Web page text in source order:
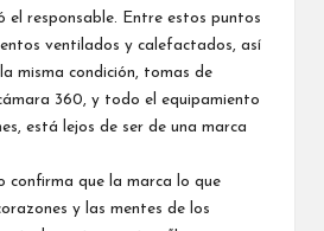
el responsable. Entre estos puntos
ventilados y calefactados, así
misma condición, tomas de
360, y todo el equipamiento
está lejos de ser de una marca
confirma que la marca lo que
y las mentes de los